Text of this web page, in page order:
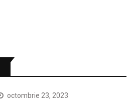
octombrie 23, 2023